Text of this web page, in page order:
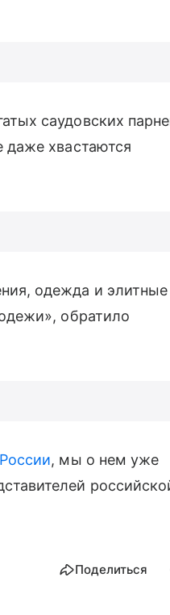
саудовских
даже хвастаются
одежда и элитные
обратило
, мы о нем уже
Поделиться